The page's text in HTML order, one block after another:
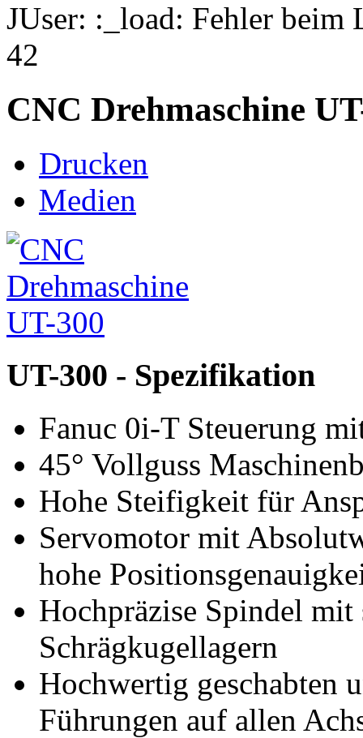
JUser: :_load: Fehler beim
42
CNC Drehmaschine
Drucken
Medien
UT-300 - Spezifikation
Fanuc 0i-T Steuerung
45° Vollguss
Hohe Steifigkeit für
Servomotor mit
hohe
Hochpräzise Spindel mit
Schrägkugellagern
Hochwertig geschabten
Führungen auf allen